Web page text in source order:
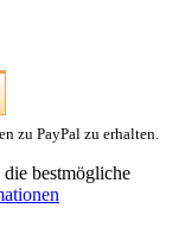
zu PayPal zu erhalten.
bestmögliche